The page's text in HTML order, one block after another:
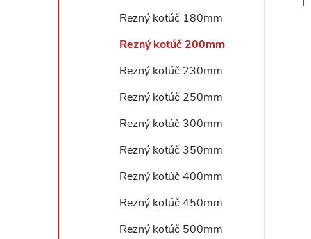
Rezný kotúč 180mm
Rezný kotúč 200mm
Rezný kotúč 230mm
Rezný kotúč 250mm
Rezný kotúč 300mm
Rezný kotúč 350mm
Rezný kotúč 400mm
Rezný kotúč 450mm
Rezný kotúč 500mm